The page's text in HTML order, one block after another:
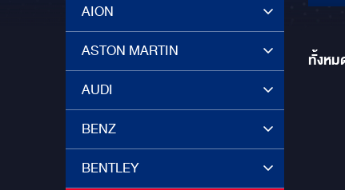
AION
ASTON MARTIN
AUDI
BENZ
BENTLEY
ทั้งหม